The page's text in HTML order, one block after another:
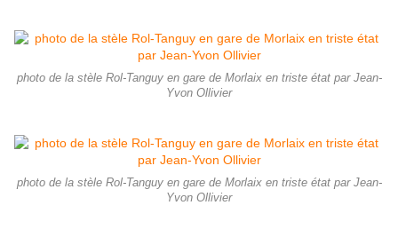
photo de la stèle Rol-Tanguy en gare de Morlaix en triste état par Jean-
Yvon Ollivier
photo de la stèle Rol-Tanguy en gare de Morlaix en triste état par Jean-
Yvon Ollivier